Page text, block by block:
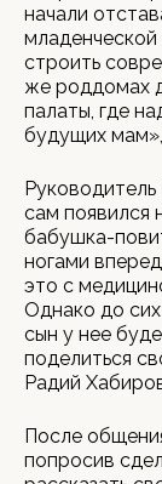
начали
строить
же роддомах
палаты, где
будущих
сам появился
бабушка-
ногами
это с
Однако до
сын у нее
поделиться
Радий
После
попросив